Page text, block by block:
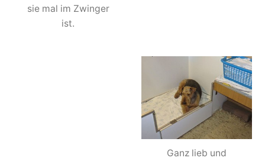
sie mal im Zwinger
ist.
Ganz lieb und